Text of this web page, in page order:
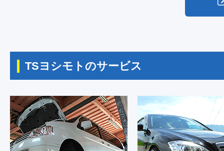
TSヨシモトのサービス